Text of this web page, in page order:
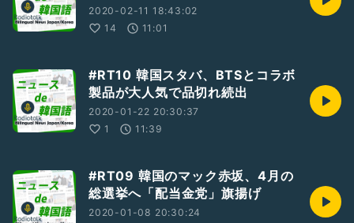
2020-02-11 18:43:02
14
11:01
#RT10 韓国スタバ、BTSとコラボ
製品が大人気で品切れ続出
2020-01-22 20:30:37
1
11:39
#RT09 韓国のマック赤坂、4月の
総選挙へ「配当金党」旗揚げ
2020-01-08 20:30:24